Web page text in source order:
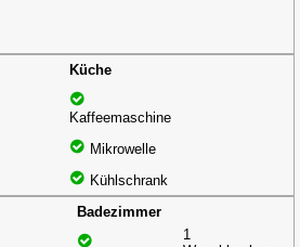
Küche
Kaffeemaschine
Mikrowelle
Kühlschrank
Badezimmer
1